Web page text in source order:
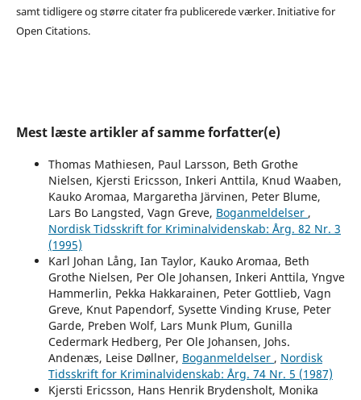
samt tidligere og større citater fra publicerede værker. Initiative for
Open Citations.
Mest læste artikler af samme forfatter(e)
Thomas Mathiesen, Paul Larsson, Beth Grothe
Nielsen, Kjersti Ericsson, Inkeri Anttila, Knud Waaben,
Kauko Aromaa, Margaretha Järvinen, Peter Blume,
Lars Bo Langsted, Vagn Greve, Boganmeldelser ,
Nordisk Tidsskrift for Kriminalvidenskab: Årg. 82 Nr. 3
(1995)
Karl Johan Lång, Ian Taylor, Kauko Aromaa, Beth
Grothe Nielsen, Per Ole Johansen, Inkeri Anttila, Yngve
Hammerlin, Pekka Hakkarainen, Peter Gottlieb, Vagn
Greve, Knut Papendorf, Sysette Vinding Kruse, Peter
Garde, Preben Wolf, Lars Munk Plum, Gunilla
Cedermark Hedberg, Per Ole Johansen, Johs.
Andenæs, Leise Døllner, Boganmeldelser , Nordisk
Tidsskrift for Kriminalvidenskab: Årg. 74 Nr. 5 (1987)
Kjersti Ericsson, Hans Henrik Brydensholt, Monika